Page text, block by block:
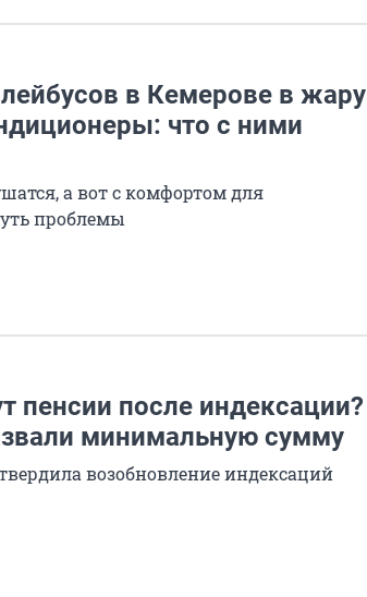
в Кемерове в жару
что с ними
а вот с комфортом для
проблемы
пенсии после индексации?
минимальную сумму
возобновление индексаций